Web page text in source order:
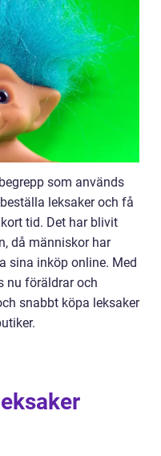
som används
leksaker och få
tid. Det har blivit
då människor har
sina inköp online. Med
nu föräldrar och
snabbt köpa leksaker